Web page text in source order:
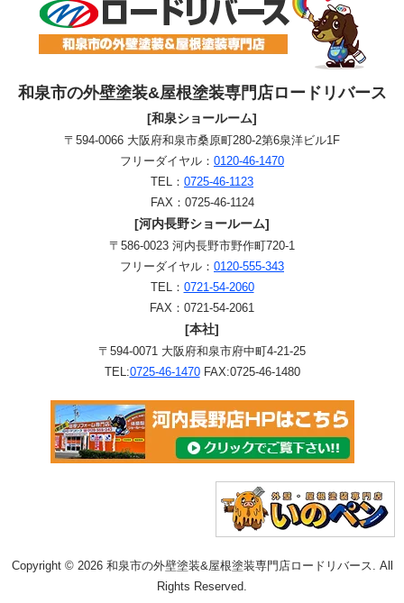
和泉市の外壁塗装&屋根塗装専門店ロードリバース
[和泉ショールーム]
〒594-0066 大阪府和泉市桑原町280-2第6泉洋ビル1F
フリーダイヤル： 0120-46-1470
TEL： 0725-46-1123
FAX：0725-46-1124
[河内長野ショールーム]
〒586-0023 河内長野市野作町720-1
フリーダイヤル： 0120-555-343
TEL： 0721-54-2060
FAX：0721-54-2061
[本社]
〒594-0071 大阪府和泉市府中町4-21-25
TEL:0725-46-1470FAX:0725-46-1480
Copyright © 2026 和泉市の外壁塗装&屋根塗装専門店ロードリバース. All
Rights Reserved.